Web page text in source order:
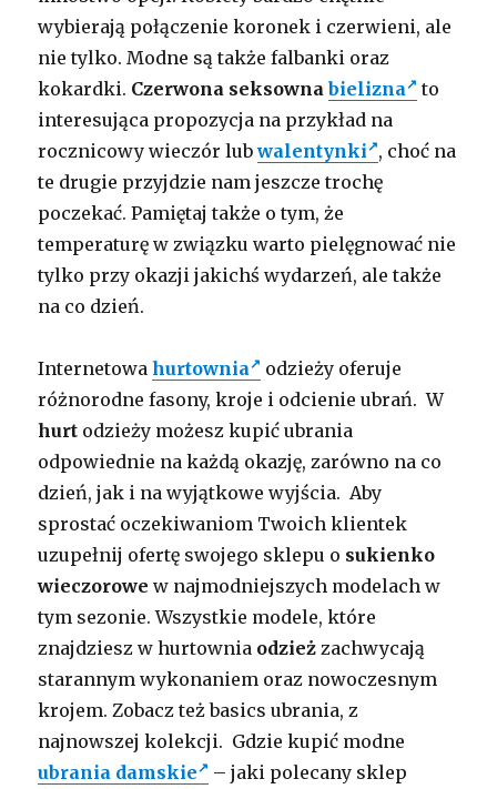
wybierają połączenie koronek i czerwieni, ale
nie tylko. Modne są także falbanki oraz
kokardki. Czerwona seksownabielizna
to
interesująca propozycja na przykład na
rocznicowy wieczór lubwalentynki , choć na
te drugie przyjdzie nam jeszcze trochę
poczekać. Pamiętaj także o tym, że
temperaturę w związku warto pielęgnować nie
tylko przy okazji jakichś wydarzeń, ale także
na co dzień.
Internetowahurtownia
odzieży oferuje
różnorodne fasony, kroje i odcienie ubrań. W
hurt odzieży możesz kupić ubrania
odpowiednie na każdą okazję, zarówno na co
dzień, jak i na wyjątkowe wyjścia. Aby
sprostać oczekiwaniom Twoich klientek
uzupełnij ofertę swojego sklepu o sukienko
wieczorowe w najmodniejszych modelach w
tym sezonie. Wszystkie modele, które
znajdziesz w hurtownia odzież zachwycają
starannym wykonaniem oraz nowoczesnym
krojem. Zobacz też basics ubrania, z
najnowszej kolekcji. Gdzie kupić modne
ubrania damskie
– jaki polecany sklep